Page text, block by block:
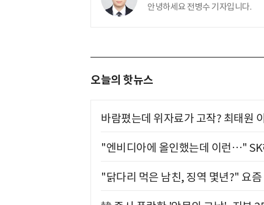
안녕하세요 전병수 기자입니다.
오늘의 핫뉴스
바람폈는데 위자료가 고작? 최태원
"엔비디아에 올인했는데 이런…"
"닭다리 먹은 남친, 징역 몇년?" 요